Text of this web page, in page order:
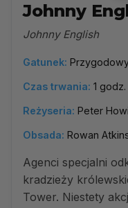
Johnny
Johnny English
Gatunek:
Czas trwania: 1
Reżyseria: Peter
Obsada: Rowan
Agenci specjalni
kradzieży
Tower. Niestety